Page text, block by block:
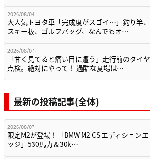
2026/08/04
大人気トヨタ車「完成度がスゴイ…」釣り竿、
スキー板、ゴルフバッグ、なんでもオ…
2026/08/07
「甘く見てると痛い目に遭う」走行前のタイヤ
点検。絶対にやって！ 過酷な夏場は…
最新の投稿記事(全体)
2026/08/07
限定M2が登場！「BMW M2 CS エディションエ
ッジ」530馬力＆30k…